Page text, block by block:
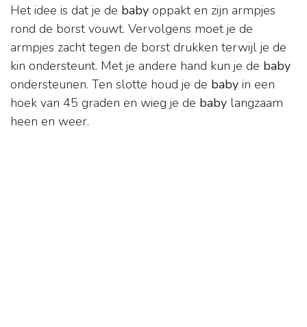
Het idee is dat je de baby oppakt en zijn armpjes
rond de borst vouwt. Vervolgens moet je de
armpjes zacht tegen de borst drukken terwijl je de
kin ondersteunt. Met je andere hand kun je de baby
ondersteunen. Ten slotte houd je de baby in een
hoek van 45 graden en wieg je de baby langzaam
heen en weer.